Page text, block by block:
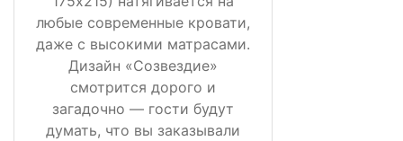
любые современные кровати,
даже с высокими матрасами.
Дизайн «Созвездие»
смотрится дорого и
загадочно — гости будут
думать, что вы заказывали